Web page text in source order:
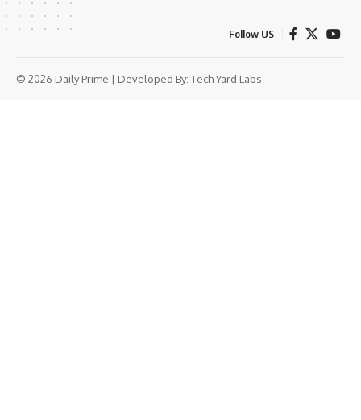
Follow US
© 2026 Daily Prime | Developed By: Tech Yard Labs